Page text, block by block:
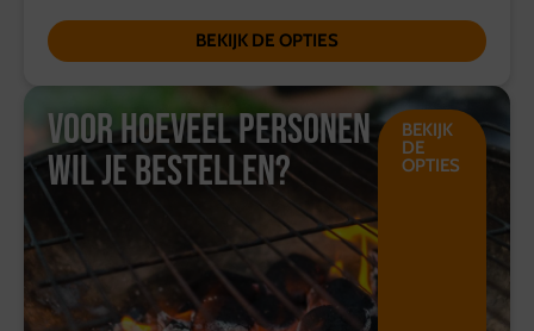
Voor hoeveel personen
Wil je bestellen?
BEKIJK
DE
OPTIES
BEKIJK DE OPTIES